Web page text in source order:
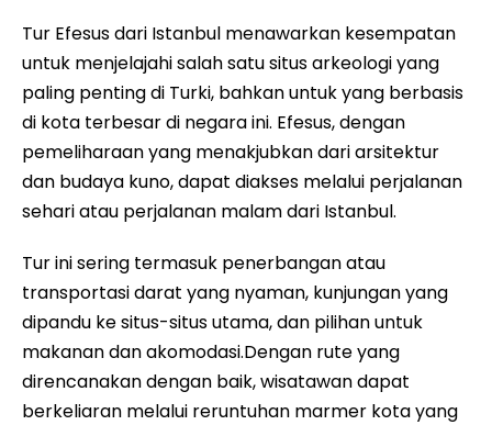
Tur Efesus dari Istanbul menawarkan kesempatan
untuk menjelajahi salah satu situs arkeologi yang
paling penting di Turki, bahkan untuk yang berbasis
di kota terbesar di negara ini. Efesus, dengan
pemeliharaan yang menakjubkan dari arsitektur
dan budaya kuno, dapat diakses melalui perjalanan
sehari atau perjalanan malam dari Istanbul.
Tur ini sering termasuk penerbangan atau
transportasi darat yang nyaman, kunjungan yang
dipandu ke situs-situs utama, dan pilihan untuk
makanan dan akomodasi.Dengan rute yang
direncanakan dengan baik, wisatawan dapat
berkeliaran melalui reruntuhan marmer kota yang